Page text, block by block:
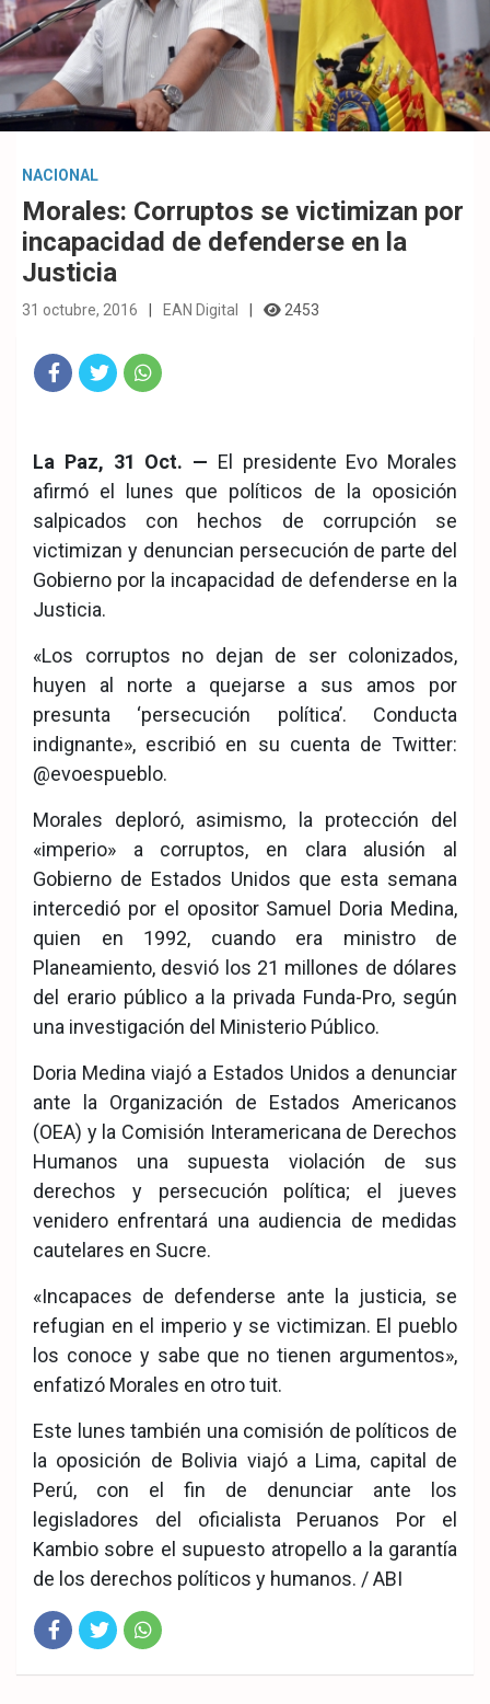
NACIONAL
Morales: Corruptos se victimizan por
incapacidad de defenderse en la
Justicia
31 octubre, 2016 EAN Digital 2453
ook
tsA
pp
La Paz, 31 Oct. — El presidente Evo Morales
afirmó el lunes que políticos de la oposición
salpicados con hechos de corrupción se
victimizan y denuncian persecución de parte del
Gobierno por la incapacidad de defenderse en la
Justicia.
«Los corruptos no dejan de ser colonizados,
huyen al norte a quejarse a sus amos por
presunta ‘persecución política’. Conducta
indignante», escribió en su cuenta de Twitter:
@evoespueblo.
Morales deploró, asimismo, la protección del
«imperio» a corruptos, en clara alusión al
Gobierno de Estados Unidos que esta semana
intercedió por el opositor Samuel Doria Medina,
quien en 1992, cuando era ministro de
Planeamiento, desvió los 21 millones de dólares
del erario público a la privada Funda-Pro, según
una investigación del Ministerio Público.
Doria Medina viajó a Estados Unidos a denunciar
ante la Organización de Estados Americanos
(OEA) y la Comisión Interamericana de Derechos
Humanos una supuesta violación de sus
derechos y persecución política; el jueves
venidero enfrentará una audiencia de medidas
cautelares en Sucre.
«Incapaces de defenderse ante la justicia, se
refugian en el imperio y se victimizan. El pueblo
los conoce y sabe que no tienen argumentos»,
enfatizó Morales en otro tuit.
Este lunes también una comisión de políticos de
la oposición de Bolivia viajó a Lima, capital de
Perú, con el fin de denunciar ante los
legisladores del oficialista Peruanos Por el
Kambio sobre el supuesto atropello a la garantía
de los derechos políticos y humanos. / ABI